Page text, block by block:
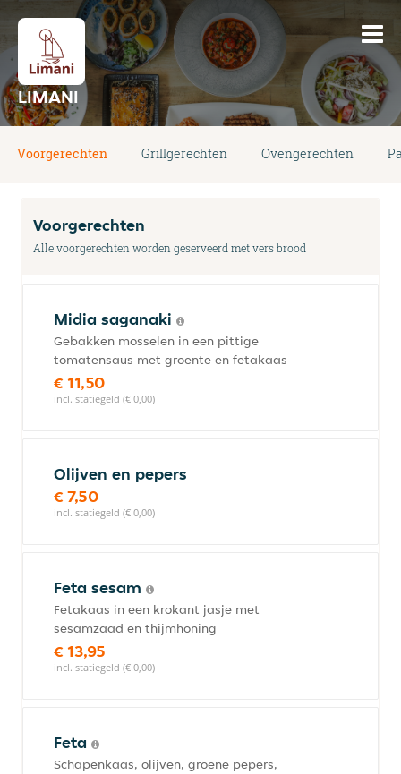
LIMANI
Voorgerechten Grillgerechten Ovengerechten
Voorgerechten
Alle voorgerechten worden geserveerd met vers brood
Midia saganaki
Gebakken mosselen in een pittige
tomatensaus met groente en fetakaas
€ 11,50
incl. statiegeld (€ 0,00)
Olijven en pepers
€ 7,50
incl. statiegeld (€ 0,00)
Feta sesam
Fetakaas in een krokant jasje met
sesamzaad en thijmhoning
€ 13,95
incl. statiegeld (€ 0,00)
Feta
Schapenkaas, olijven, groene pepers,